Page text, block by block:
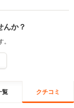
んか？
覧 クチコミ